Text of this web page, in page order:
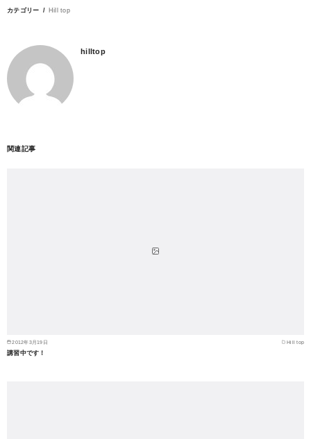
カテゴリー Hill top
hilltop
関連記事
2012年3月19日 Hill top
講習中です！